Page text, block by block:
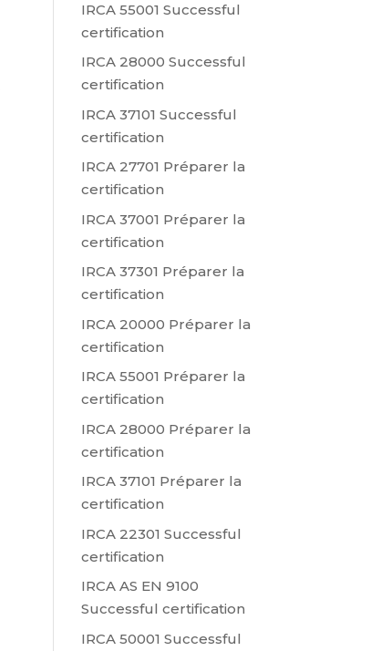
IRCA 55001 Successful
certification
IRCA 28000 Successful
certification
IRCA 37101 Successful
certification
IRCA 27701 Préparer la
certification
IRCA 37001 Préparer la
certification
IRCA 37301 Préparer la
certification
IRCA 20000 Préparer la
certification
IRCA 55001 Préparer la
certification
IRCA 28000 Préparer la
certification
IRCA 37101 Préparer la
certification
IRCA 22301 Successful
certification
IRCA AS EN 9100
Successful certification
IRCA 50001 Successful